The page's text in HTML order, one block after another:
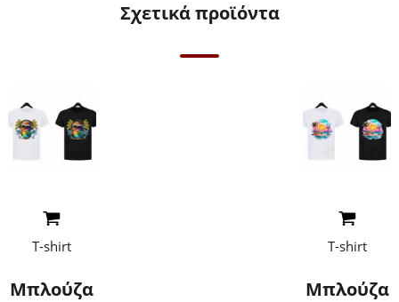
Σχετικά προϊόντα
T-shirt
Μπλούζα
T-shirt
Μπλούζα